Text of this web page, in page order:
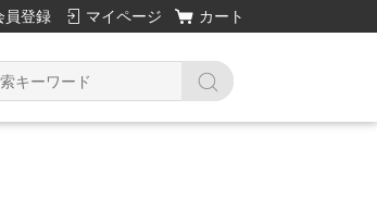
員登録 マイページ カート